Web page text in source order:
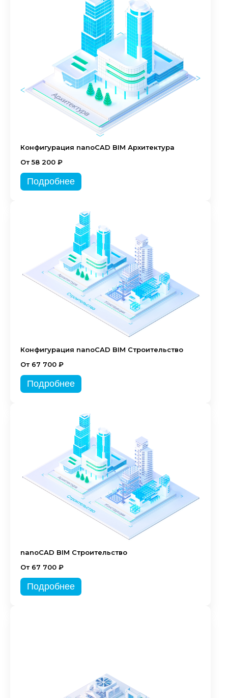
Конфигурация nanoCAD BIM Архитектура
От 58 200 ₽
Подробнее
Конфигурация nanoCAD BIM Строительство
От 67 700 ₽
Подробнее
nanoCAD BIM Строительство
От 67 700 ₽
Подробнее